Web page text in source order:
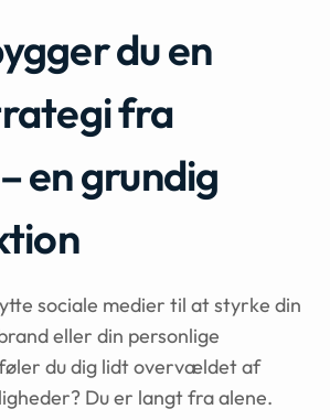
du en
fra
en grundig
sociale medier til at styrke din
eller din personlige
du dig lidt overvældet af
Du er langt fra alene.